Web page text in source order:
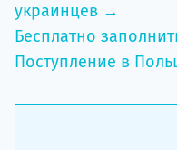
украинцев →
Бесплатно
Поступление в